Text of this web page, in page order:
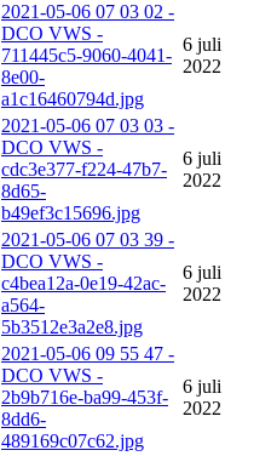
2021-05-06 07 03 02 -
DCO VWS -
711445c5-9060-4041-
8e00-
a1c16460794d.jpg
6 juli
2022
2021-05-06 07 03 03 -
DCO VWS -
cdc3e377-f224-47b7-
8d65-
b49ef3c15696.jpg
6 juli
2022
2021-05-06 07 03 39 -
DCO VWS -
c4bea12a-0e19-42ac-
a564-
5b3512e3a2e8.jpg
6 juli
2022
2021-05-06 09 55 47 -
DCO VWS -
2b9b716e-ba99-453f-
8dd6-
489169c07c62.jpg
6 juli
2022